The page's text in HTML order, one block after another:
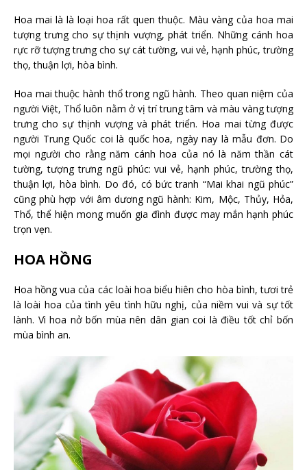
Hoa mai là là loại hoa rất quen thuộc. Màu vàng của hoa mai
tượng trưng cho sự thịnh vượng, phát triển. Những cánh hoa
rực rỡ tượng trưng cho sự cát tường, vui vẻ, hạnh phúc, trường
thọ, thuận lợi, hòa bình.
Hoa mai thuộc hành thổ trong ngũ hành. Theo quan niệm của
người Việt, Thổ luôn nằm ở vị trí trung tâm và màu vàng tượng
trưng cho sự thịnh vượng và phát triển. Hoa mai từng được
người Trung Quốc coi là quốc hoa, ngày nay là mẫu đơn. Do
mọi người cho rằng năm cánh hoa của nó là năm thần cát
tường, tượng trưng ngũ phúc: vui vẻ, hạnh phúc, trường thọ,
thuận lợi, hòa bình. Do đó, có bức tranh “Mai khai ngũ phúc”
cũng phù hợp với âm dương ngũ hành: Kim, Mộc, Thủy, Hỏa,
Thổ, thể hiện mong muốn gia đình được may mắn hạnh phúc
trọn vẹn.
HOA HỒNG
Hoa hồng vua của các loài hoa biểu hiên cho hòa bình, tươi trẻ
là loài hoa của tình yêu tình hữu nghị, của niềm vui và sự tốt
lành. Vì hoa nở bốn mùa nên dân gian coi là điều tốt chỉ bốn
mùa bình an.